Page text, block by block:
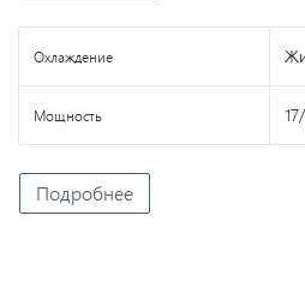
Охлаждение
Мощность
Подробнее